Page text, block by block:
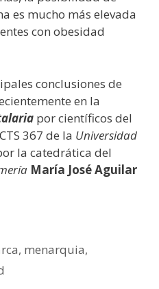
es mucho más elevada
con obesidad
conclusiones de
en la
por científicos del
367 de la Universidad
la catedrática del
María José Aguilar
, menarquia,